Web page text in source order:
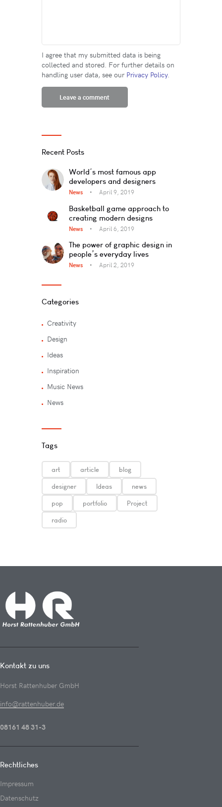
I agree that my submitted data is being
collected and stored. For further details on
handling user data, see our Privacy Policy.
Recent Posts
World’s most famous app
developers and designers
News April 9, 2019
Basketball game approach to
creating modern designs
News April 6, 2019
The power of graphic design in
people’s everyday lives
News April 2, 2019
Categories
Creativity
Design
Ideas
Inspiration
Music News
News
Tags
art article blog
designer Ideas news
pop portfolio Project
radio
Kontakt zu uns
Horst Rattenhuber GmbH
info@rattenhuber.de
08161 48 31-3
Rechtliches
Impressum
Datenschutz